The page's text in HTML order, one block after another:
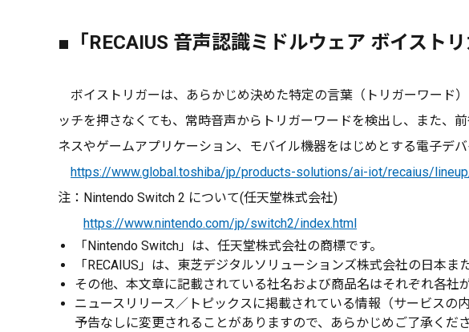
■「RECAIUS 音声認識ミドルウェア ボイスト
ボイストリガーは、あらかじめ決めた特定の言葉（トリガーワード
ッチを押さなくても、常時音声からトリガーワードを検出し、また、
ネスやゲームアプリケーション、モバイル機器をはじめとする電子デ
https://www.global.toshiba/jp/products-solutions/ai-iot/recaius/
注：Nintendo Switch 2 について(任天堂株式会社)
https://www.nintendo.com/jp/switch2/index.html
「Nintendo Switch」は、任天堂株式会社の商標です。
「RECAIUS」は、東芝デジタルソリューションズ株式会社の日本
その他、本文章に記載されている社名および商品名はそれぞれ各社
ニュースリリース／トピックスに掲載されている情報（サービスの
予告なしに変更されることがありますので、あらかじめご了承くださ